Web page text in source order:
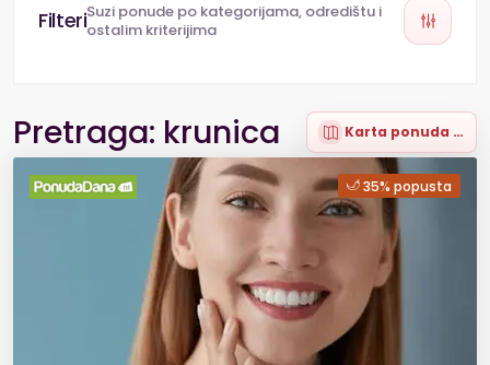
Suzi ponude po kategorijama, odredištu i
ostalim kriterijima
Pretraga: krunica Karta ponuda (16)
35% popusta